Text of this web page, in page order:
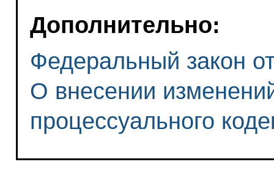
Дополнительно:
Федеральный закон
О внесении
процессуального